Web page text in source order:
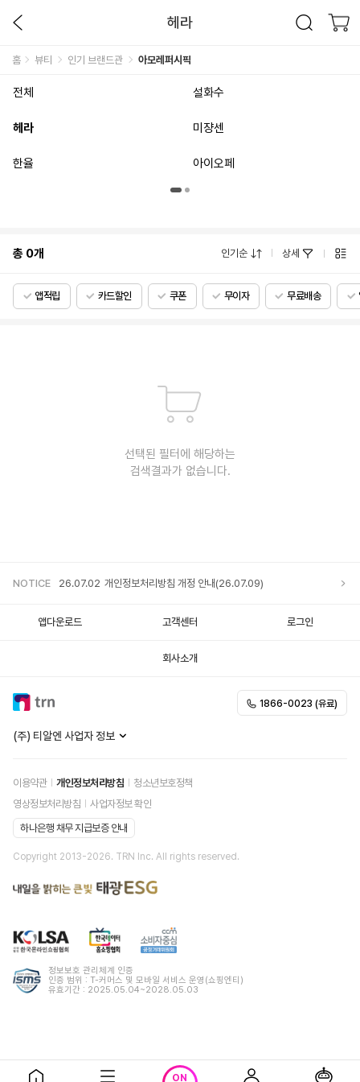
헤라
홈 뷰티 인기 브랜드관 아모레퍼시픽
전체 설화수
헤라 미쟝센
한율 아이오페
총 0개 인기순 상세
앱적립 카드할인 쿠폰 무이자 무료배송
선택된 필터에 해당하는
검색결과가 없습니다.
NOTICE 26.07.02 개인정보처리방침 개정 안내(26.07.09)
앱다운로드 고객센터 로그인
회사소개
(주) 티알엔 사업자 정보
이용약관 개인정보처리방침
청소년보호정책
영상정보처리방침
사업자정보 확인
하나은행 채무 지급보증 안내
Copyright 2013-2026. TRN Inc. All rights reserved.
정보보호 관리체계 인증
인증 범위 : T-커머스 및 모바일 서비스 운영(쇼핑엔티)
유효기간 : 2025.05.04~2028.05.03
1866-0023 (유료)
ON